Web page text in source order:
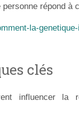
répond à
la-
clés
influencer la